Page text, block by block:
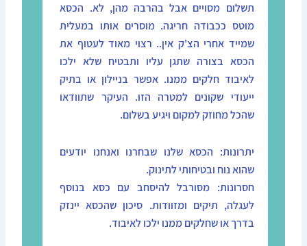
תשלום מסויים אבל בהרבה מהן, לא. הכסא
מוטס ככבודה חריגה. מוסרים אותו במעלית
שמייד אחרי הצ'ק אין.. רצוי מאוד לעטוף את
הכסא בצורה שתגן עליו ותבטיח שלא ילכו
לאיבוד חלקים ממנו. אפשר בניילון או בתיק
ייעודי שקונים למטרה הזו. העיקר שתוודאו
שהכל מחוזק למקום ויגיע בשלום.
יתרונות: הכסא שלנו שבחרנו ואנחנו יודעים
שהוא נוח ובטיחותי לתינוק.
חסרונות: מסורבל להיסחב עם כסא בנוסף
לעגלה, תיקים ומזוודות. סיכון שהכסא יינזק
בדרך או שחלקים ממנו ילכו לאיבוד.